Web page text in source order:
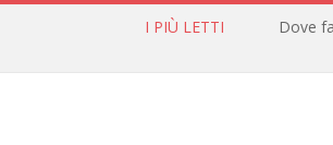
I PIÙ LETTI